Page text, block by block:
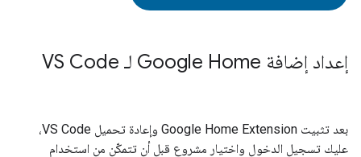
إعداد إضافة Google Home لـ VS Code
بعد تثبيت Google Home Extension
وإعادة تحميل VS Code،
عليك تسجيل الدخول واختيار مشروع قبل أن تتمكّن من استخدام